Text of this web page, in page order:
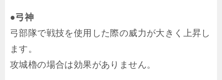
●弓神
弓部隊で戦技を使用した際の威力が大きく上昇し
ます。
攻城櫓の場合は効果がありません。